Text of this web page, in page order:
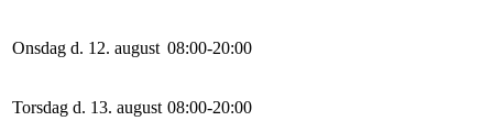
Onsdag d. 12. august 08:00-20:00
Torsdag d. 13. august 08:00-20:00